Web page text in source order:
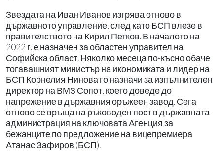
Звездата на Иван Иванов изгрява отново в
държавното управление, след като БСП влезе в
правителството на Кирил Петков. В началото на
2022 г. е назначен за областен управител на
Софийска област. Няколко месеца по-късно обаче
тогавашният министър на икономиката и лидер на
БСП Корнелия Нинова го назначи за изпълнителен
директор на ВМЗ Сопот, което доведе до
напрежение в държавния оръжеен завод. Сега
отново се връща на ръководен пост в държавната
администрация на ключовата Агенция за
бежанците по предложение на вицепремиера
Атанас Зафиров (БСП).